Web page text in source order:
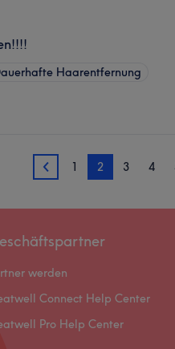
Haarentfernung
1 1 2 3 4
werden
Connect Help Center
Pro Help Center